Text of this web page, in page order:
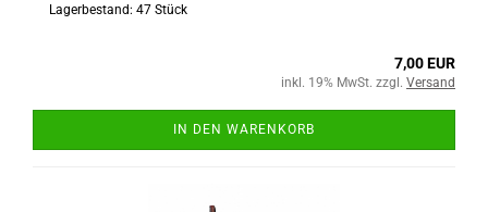
Lagerbestand: 47 Stück
7,00 EUR
inkl. 19% MwSt. zzgl. Versand
IN DEN WARENKORB